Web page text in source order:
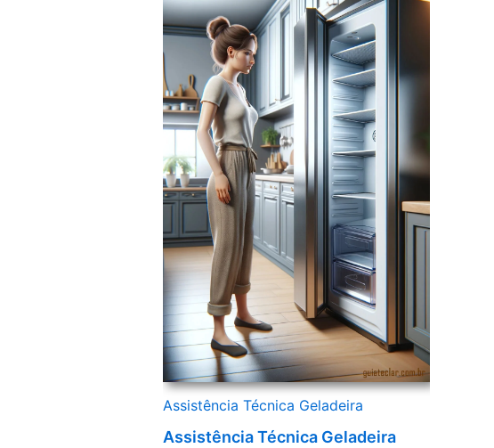
Assistência Técnica Geladeira
Assistência Técnica Geladeira